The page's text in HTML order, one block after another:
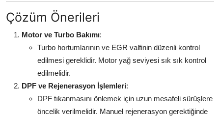
Çözüm Önerileri
Motor ve Turbo Bakımı:
Turbo hortumlarının ve EGR valfinin düzenli kontrol
edilmesi gereklidir. Motor yağ seviyesi sık sık kontrol
edilmelidir.
DPF ve Rejenerasyon İşlemleri:
DPF tıkanmasını önlemek için uzun mesafeli sürüşlere
öncelik verilmelidir. Manuel rejenerasyon gerektiğinde